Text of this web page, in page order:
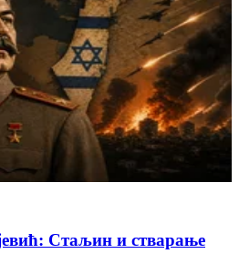
Стаљин и стварање